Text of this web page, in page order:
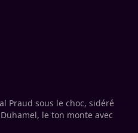
Praud sous le choc, sidéré
le ton monte avec